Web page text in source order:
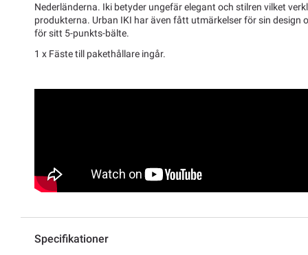
Nederländerna. Iki betyder ungefär elegant och stilren vilket
produkterna. Urban IKI har även fått utmärkelser för sin design
för sitt 5-punkts-bälte.
1 x Fäste till pakethållare ingår.
Specifikationer